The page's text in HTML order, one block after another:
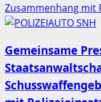
Zusammenhang mit
Gemeinsame